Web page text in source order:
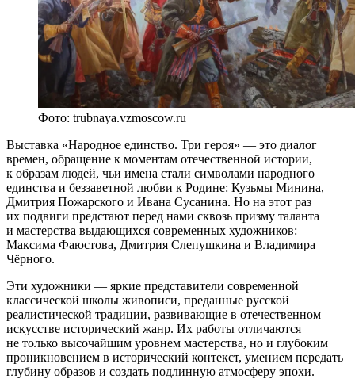
Фото: trubnaya.vzmoscow.ru
Выставка «Народное единство. Три героя» — это диалог
времен, обращение к моментам отечественной истории,
к образам людей, чьи имена стали символами народного
единства и беззаветной любви к Родине: Кузьмы Минина,
Дмитрия Пожарского и Ивана Сусанина. Но на этот раз
их подвиги предстают перед нами сквозь призму таланта
и мастерства выдающихся современных художников:
Максима Фаюстова, Дмитрия Слепушкина и Владимира
Чёрного.
Эти художники — яркие представители современной
классической школы живописи, преданные русской
реалистической традиции, развивающие в отечественном
искусстве исторический жанр. Их работы отличаются
не только высочайшим уровнем мастерства, но и глубоким
проникновением в исторический контекст, умением передать
глубину образов и создать подлинную атмосферу эпохи.